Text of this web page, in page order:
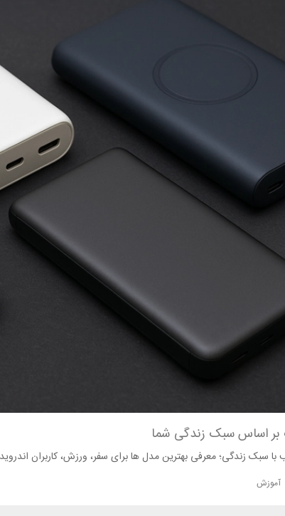
بر اساس سبک زندگی شما
با سبک زندگی؛ معرفی بهترین مدل‌ ها برای سفر، ورزش، کاربران
آموزش